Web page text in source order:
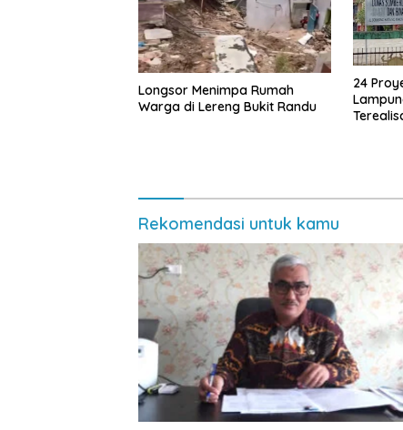
Longsor Menimpa Rumah
Warga di Lereng Bukit Randu
24
Rekomendasi untuk kamu